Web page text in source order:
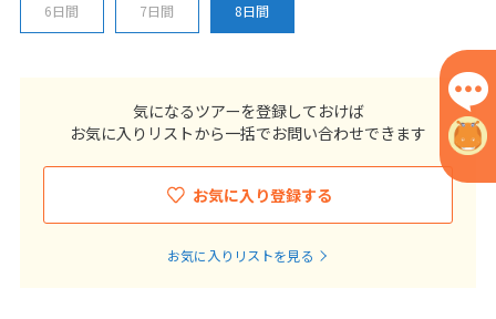
6日間 7日間 8日間
気になるツアーを登録しておけば
お気に入りリストから一括でお問い合わせできます
お気に入り登録する
お気に入りリストを見る